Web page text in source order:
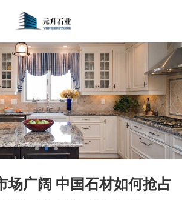
场广阔 中国石材如何抢占